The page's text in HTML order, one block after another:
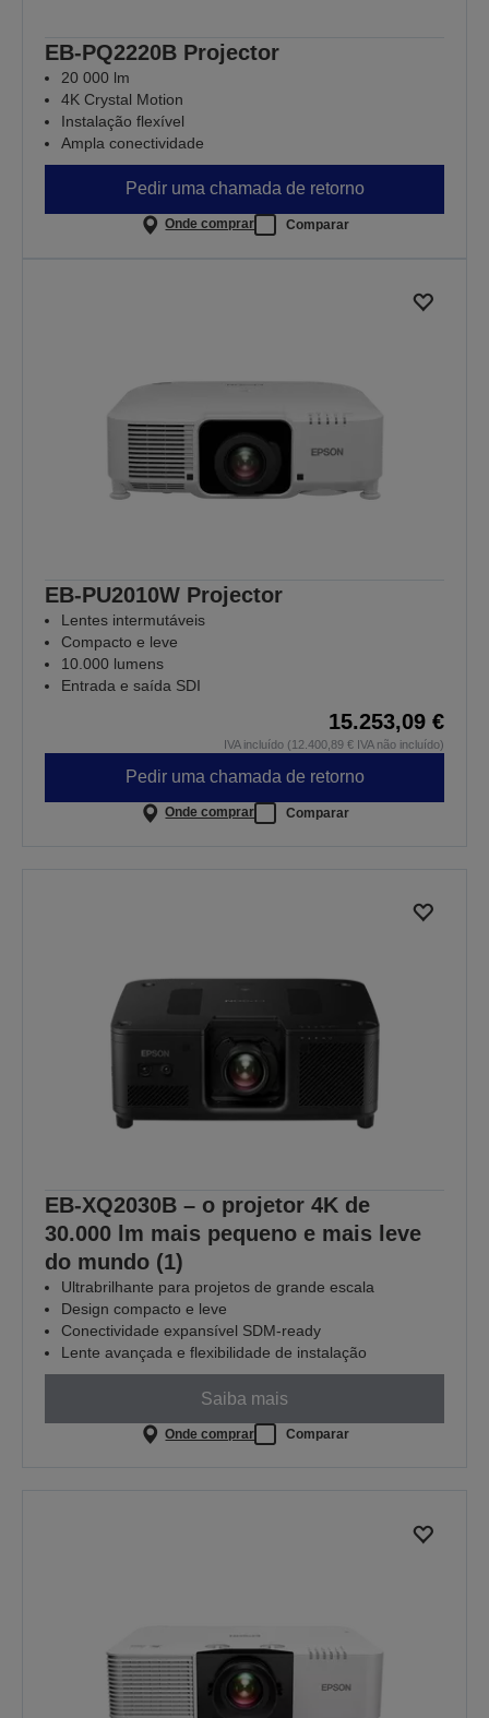
EB-PQ2220B Projector
20 000 lm
4K Crystal Motion
Instalação flexível
Ampla conectividade
Pedir uma chamada de retorno
Onde comprar Comparar
EB-PU2010W Projector
Lentes intermutáveis
Compacto e leve
10.000 lumens
Entrada e saída SDI
15.253,09 €
IVA incluído (12.400,89 € IVA não incluído)
Pedir uma chamada de retorno
Onde comprar Comparar
EB-XQ2030B – o projetor 4K de
30.000 lm mais pequeno e mais leve
do mundo (1)
Ultrabrilhante para projetos de grande escala
Design compacto e leve
Conectividade expansível SDM-ready
Lente avançada e flexibilidade de instalação
Saiba mais
Onde comprar Comparar